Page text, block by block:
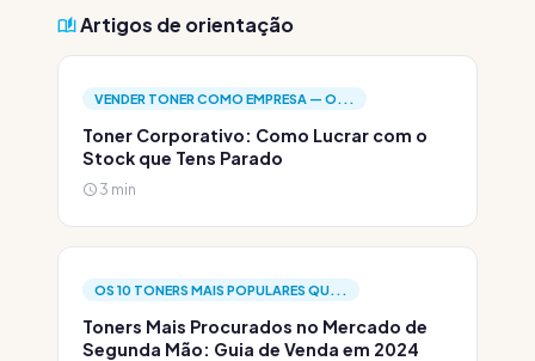
Artigos de orientação
VENDER TONER COMO EMPRESA — O...
Toner Corporativo: Como Lucrar com o
Stock que Tens Parado
3 min
OS 10 TONERS MAIS POPULARES QU...
Toners Mais Procurados no Mercado de
Segunda Mão: Guia de Venda em 2024